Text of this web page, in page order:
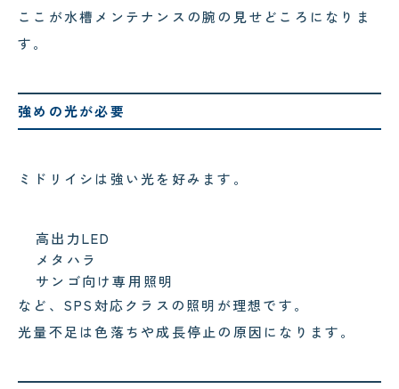
ここが水槽メンテナンスの腕の見せどころになりま
す。
強めの光が必要
ミドリイシは強い光を好みます。
高出力LED
メタハラ
サンゴ向け専用照明
など、SPS対応クラスの照明が理想です。
光量不足は色落ちや成長停止の原因になります。